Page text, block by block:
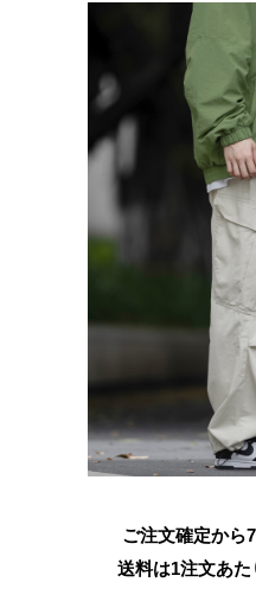
ご注文確定から
送料は1注文あた